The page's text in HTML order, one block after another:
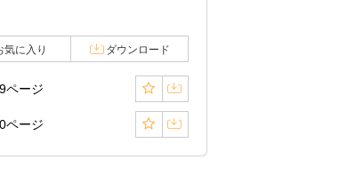
気に入り ダウンロード
ページ
ページ